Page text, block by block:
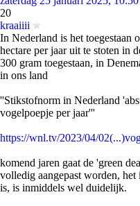
20
kraaiiii
In Nederland is het toegestaan
hectare per jaar uit te stoten in
300 gram toegestaan, in
in ons land
''Stikstofnorm in Nederland
vogelpoepje per jaar'''
https://wnl.tv/2023/04/
komend jaren gaat de 'green
volledig aangepast worden,
is, is inmiddels wel duidelijk.